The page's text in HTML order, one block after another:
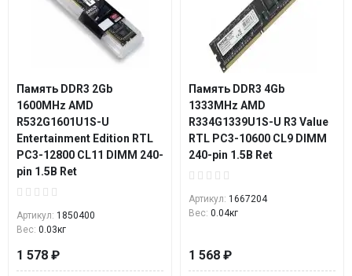
Память DDR3 2Gb
1600MHz AMD
R532G1601U1S-U
Entertainment Edition RTL
PC3-12800 CL11 DIMM 240-
pin 1.5В Ret
Артикул: 1850400
Вес: 0.03кг
1 578 ₽
Память DDR3 4Gb
1333MHz AMD
R334G1339U1S-U R3 Value
RTL PC3-10600 CL9 DIMM
240-pin 1.5В Ret
Артикул: 1667204
Вес: 0.04кг
1 568 ₽